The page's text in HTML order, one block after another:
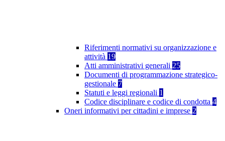
Riferimenti normativi su organizzazione e
attività 19
Atti amministrativi generali 25
Documenti di programmazione strategico-
gestionale 7
Statuti e leggi regionali 1
Codice disciplinare e codice di condotta 4
Oneri informativi per cittadini e imprese 2